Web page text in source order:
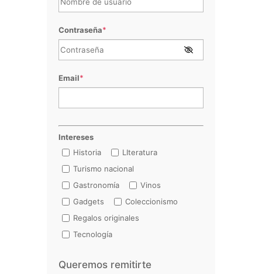
Contraseña*
Email*
Intereses
Historia
LIteratura
Turismo nacional
Gastronomía
Vinos
Gadgets
Coleccionismo
Regalos originales
Tecnología
Queremos remitirte